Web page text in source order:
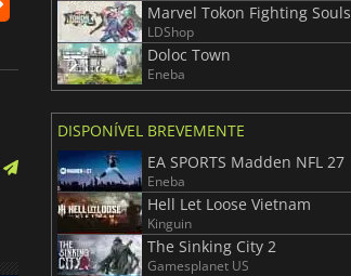
Marvel Tokon Fighting Souls
LDShop
Doloc Town
Eneba
DISPONÍVEL BREVEMENTE
EA SPORTS Madden NFL 27
Eneba
Hell Let Loose Vietnam
Kinguin
The Sinking City 2
Gamesplanet US